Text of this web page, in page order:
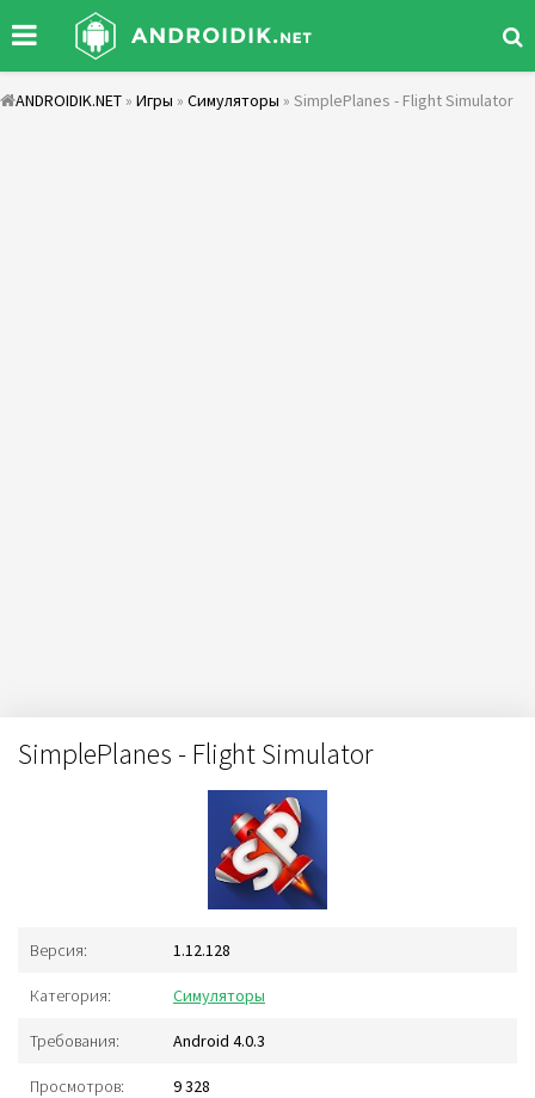
ANDROIDIK.NET » Игры » Симуляторы » SimplePlanes - Flight Simulator
SimplePlanes - Flight Simulator
Версия: 1.12.128
Категория: Симуляторы
Требования: Android 4.0.3
Просмотров: 9 328